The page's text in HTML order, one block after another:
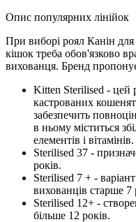
Опис популярних лінійок
При виборі роял Канін для
кішок треба обов'язково
вихованця. Бренд
Kitten Sterilised - цей
кастрованих
забезпечить
в ньому міститься
елементів і вітамінів.
Sterilised 37 -
років.
Sterilised 7 + -
вихованців старше 7
Sterilised 12+ -
більше 12 років.